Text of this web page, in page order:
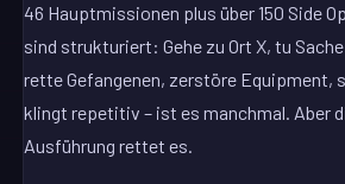
46 Hauptmissionen plus über 150 Side
sind strukturiert: Gehe zu Ort X, tu
rette Gefangenen, zerstöre Equipment,
klingt repetitiv – ist es manchmal. Aber
Ausführung rettet es.